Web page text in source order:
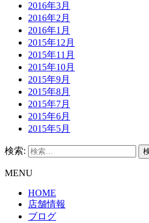
2016年3月
2016年2月
2016年1月
2015年12月
2015年11月
2015年10月
2015年9月
2015年8月
2015年7月
2015年6月
2015年5月
検索:
MENU
HOME
店舗情報
ブログ